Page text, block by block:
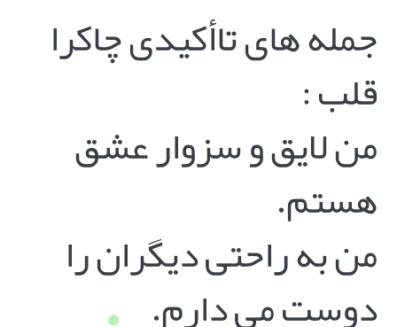
جمله های تاأکیدی چاکرا
قلب :
من لایق و سزوار عشق
هستم.
من به راحتی دیگران را
دوست می دارم.